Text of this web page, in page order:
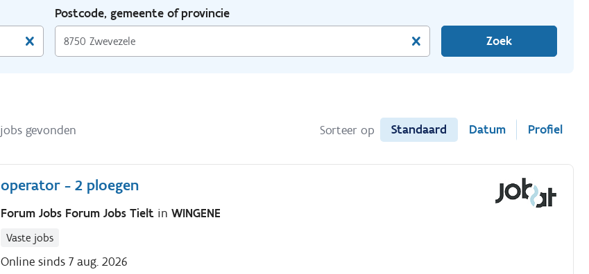
Postcode, gemeente of provincie
Zoek
jobs gevonden Sorteer op Standaard Datum Profiel
operator - 2 ploegen
Forum Jobs Forum Jobs Tielt inWINGENE
Vaste jobs
Online sinds 7 aug. 2026